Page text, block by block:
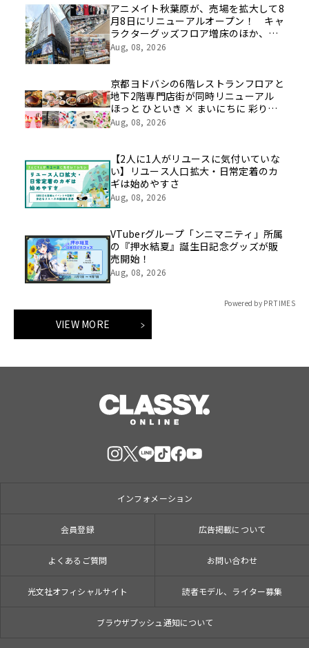
像を公開！
アニメイト秋葉原が、売場を拡大して8
月8日にリニューアルオープン！ キャ
ラクターグッズフロア増床のほか、新
たにカプセルトイ特化フロアや期間限
Aug, 08, 2026
京都ヨドバシの6階レストランフロアと
地下2階専門店街が同時リニューアル
ほっと ひといき × まいにちに 彩りと
豊かさと
Aug, 08, 2026
【2人に1人がリユースに気付いていな
い】リユース人口拡大・日常定着のカ
ギは始めやすさ
Aug, 08, 2026
VTuberグループ「ンニマニティ」所属
の『押水結夏』誕生日記念グッズが販
売開始！
Aug, 08, 2026
Powered by PR TIMES
VIEW MORE
インフォメーション
会員登録 広告掲載について
よくあるご質問 お問い合わせ
光文社オフィシャルサイト 読者モデル、ライター募集
ブラウザプッシュ通知について